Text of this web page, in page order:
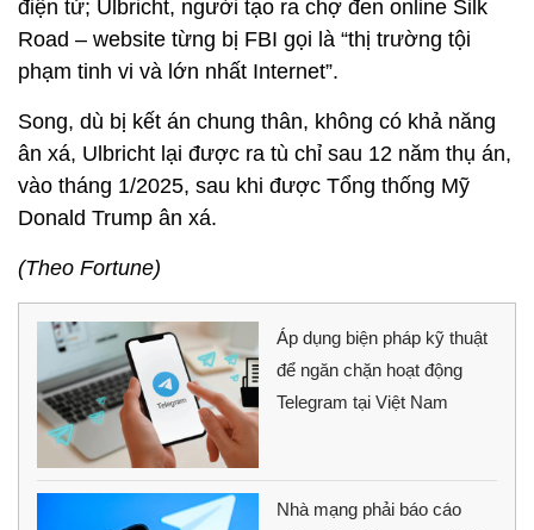
điện tử; Ulbricht, người tạo ra chợ đen online Silk
Road – website từng bị FBI gọi là “thị trường tội
phạm tinh vi và lớn nhất Internet”.
Song, dù bị kết án chung thân, không có khả năng
ân xá, Ulbricht lại được ra tù chỉ sau 12 năm thụ án,
vào tháng 1/2025, sau khi được Tổng thống Mỹ
Donald Trump ân xá.
(Theo Fortune)
Áp dụng biện pháp kỹ thuật
để ngăn chặn hoạt động
Telegram tại Việt Nam
Nhà mạng phải báo cáo